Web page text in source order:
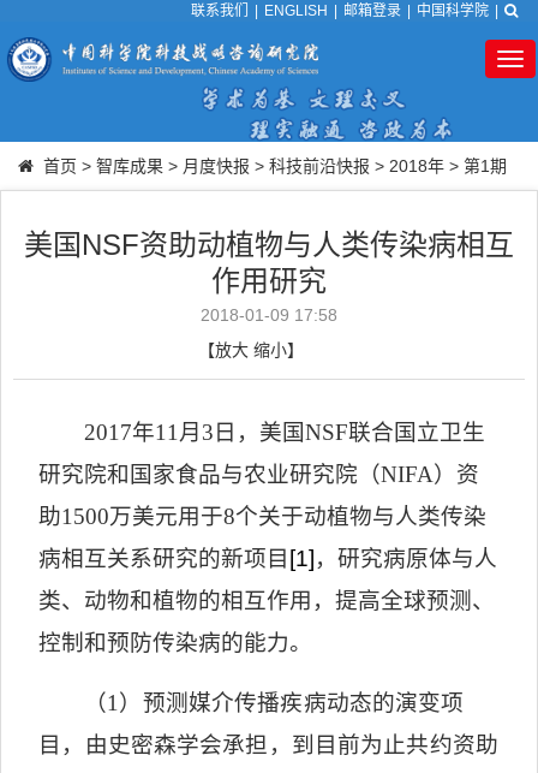
联系我们 ENGLISH 邮箱登录 中国科学院
首页 > 智库成果 > 月度快报 > 科技前沿快报 > 2018年 > 第1期
美国NSF资助动植物与人类传染病相互
作用研究
2018-01-09 17:58
【放大 缩小】
2017年11 月 3 日，美国NSF联合国立卫生
研究院和国家食品与农业研究院（NIFA）资
助1500万美元用于8个关于动植物与人类传染
病相互关系研究的新项目 [1] ，研究病原体与人
类、动物和植物的相互作用，提高全球预测、
控制和预防传染病的能力。
（1 ）预测媒介传播疾病动态的演变项
目，由史密森学会承担，到目前为止共约资助